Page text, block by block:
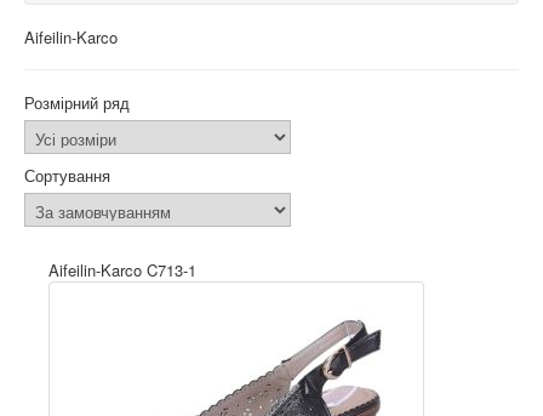
Aifeilin-Karco
Розмірний ряд
Сортування
Aifeilin-Karco C713-1